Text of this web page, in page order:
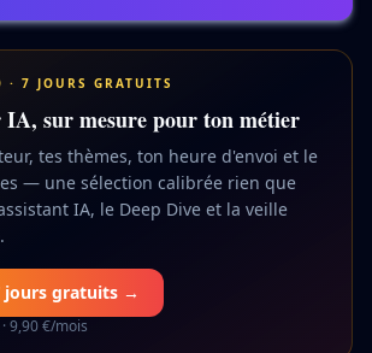
· 7 JOURS GRATUITS
IA, sur mesure pour ton métier
tes thèmes, ton heure d'envoi et le
— une sélection calibrée rien que
IA, le Deep Dive et la veille
jours gratuits →
9,90 €/mois